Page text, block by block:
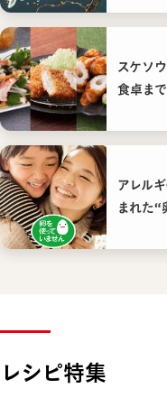
スケソ
食卓ま
アレル
まれた“
レシピ特集